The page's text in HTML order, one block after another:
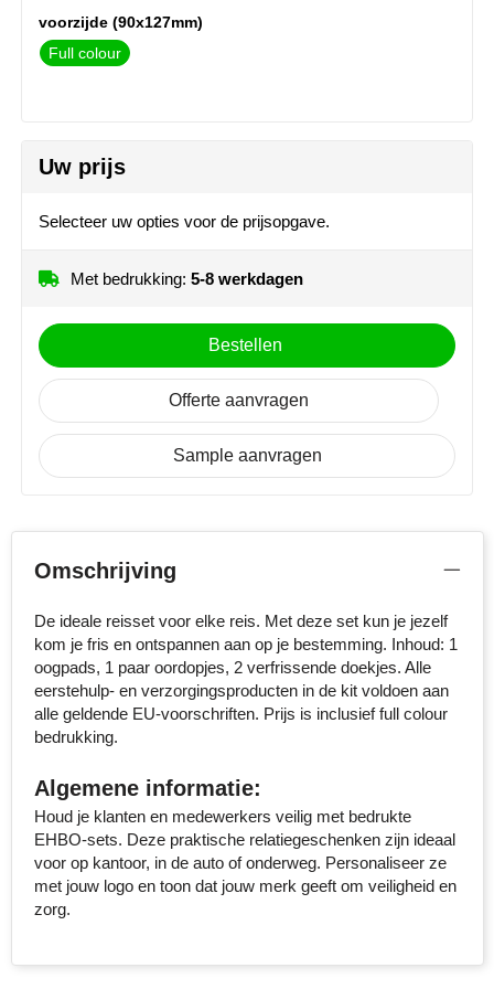
MiniMAX
Moleskine
NoStress
Ocean Bottle
Orrefors
Parker pennen
Peekay
Philips
Retulp
Skross
Sophie Muval
Stanley
Stilolinea
STORMaxi
Swiss Peak
TACX
voorzijde (90x127mm)
Full colour
Uw prijs
Selecteer uw opties voor de prijsopgave.
Met bedrukking: 5-8 werkdagen
Bestellen
Offerte aanvragen
Sample aanvragen
Omschrijving
De ideale reisset voor elke reis. Met deze set kun je jezelf
kom je fris en ontspannen aan op je bestemming. Inhoud: 1
oogpads, 1 paar oordopjes, 2 verfrissende doekjes. Alle
eerstehulp- en verzorgingsproducten in de kit voldoen aan
alle geldende EU-voorschriften. Prijs is inclusief full colour
bedrukking.
Algemene informatie:
Houd je klanten en medewerkers veilig met bedrukte
EHBO-sets. Deze praktische relatiegeschenken zijn ideaal
voor op kantoor, in de auto of onderweg. Personaliseer ze
met jouw logo en toon dat jouw merk geeft om veiligheid en
zorg.